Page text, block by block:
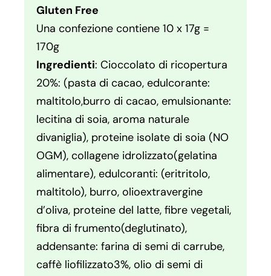
Gluten Free
Una confezione contiene 10 x 17g =
170g
Ingredienti: Cioccolato di ricopertura
20%: (pasta di cacao, edulcorante:
maltitolo,burro di cacao, emulsionante:
lecitina di soia, aroma naturale
divaniglia), proteine isolate di soia (NO
OGM), collagene idrolizzato(gelatina
alimentare), edulcoranti: (eritritolo,
maltitolo), burro, olioextravergine
d’oliva, proteine del latte, fibre vegetali,
fibra di frumento(deglutinato),
addensante: farina di semi di carrube,
caffè liofilizzato3%, olio di semi di